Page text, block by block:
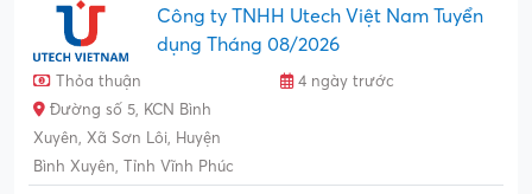
Công ty TNHH Utech Việt Nam Tuyển
dụng Tháng 08/2026
Thỏa thuận
4 ngày trước
Đường số 5, KCN Bình
Xuyên, Xã Sơn Lôi, Huyện
Bình Xuyên, Tỉnh Vĩnh Phúc